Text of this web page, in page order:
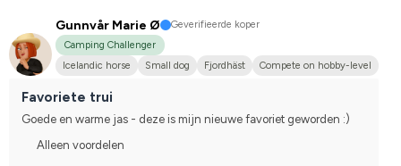
Gunnvår Marie Ø
Geverifieerde koper
Camping Challenger
Icelandic horse
Small dog Fjordhäst Compete on hobby-level
Favoriete trui
Goede en warme jas - deze is mijn nieuwe favoriet geworden :)
Alleen voordelen